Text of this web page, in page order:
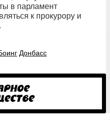
в парламент
к прокурору и
Донбасс